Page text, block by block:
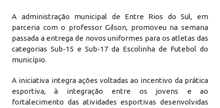
A administração municipal de Entre Rios do Sul, em
parceria com o professor Gilson, promoveu na semana
passada a entrega de novos uniformes para os atletas das
categorias Sub-15 e Sub-17 da Escolinha de Futebol do
município.
A iniciativa integra ações voltadas ao incentivo da prática
esportiva, à integração entre os jovens e ao
fortalecimento das atividades esportivas desenvolvidas